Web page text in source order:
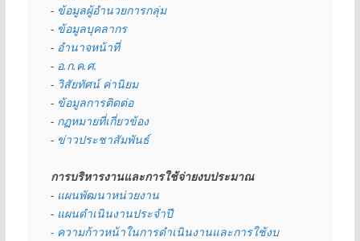
- ข้อมูลผู้อำนวยการกลุ่ม
- ข้อมูลบุคลากร
- อำนาจหน้าที่
- อ.ก.ค.ศ.
- วิสัยทัศน์ ค่านิยม
- ข้อมูลการติดต่อ
- กฏหมายที่เกี่ยวข้อง
- ข่าวประชาสัมพันธ์
การบริหารงานและการใช้จ่ายงบประมาณ
- แผนพัฒนาหน่วยงาน
- แผนดำเนินงานประจำปี
- ความก้าวหน้าในการดำเนินงานและการใช้งบ